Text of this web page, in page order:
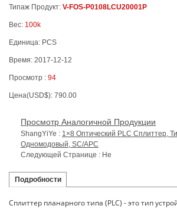
Типаж Продукт: V-FOS-P0108LCU20001P
Вес: 100k
Единица: PCS
Время: 2017-12-12
Просмотр : 94
Цена(USD$): 790.00
Просмотр Аналогичной Продукции
ShangYiYe : 1×8 Оптический PLC Сплиттер,
Одномодовый, SC/APC
Следующей Странице : Не
Подробности
Сплиттер планарного типа (PLC) - это тип